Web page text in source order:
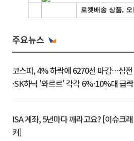
주요뉴스
코스피, 4% 하락에 6270선 마감…삼전
·SK하닉 '와르르' 각각 6%·10%대 급락
ISA 계좌, 5년마다 깨라고요? [이슈크래
커]